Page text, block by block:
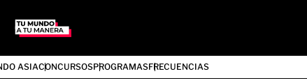
ASIACONCURSOSPROGRAMASFRECUENCIAS